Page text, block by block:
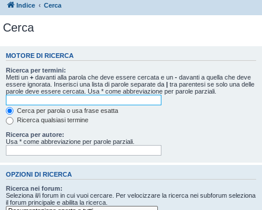
Indice Cerca
Cerca
MOTORE DI RICERCA
Ricerca per termini:
Metti un + davanti alla parola che deve essere cercata e un - davanti a quella che deve
essere ignorata. Inserisci una lista di parole separate da | tra parentesi se solo una delle
parole deve essere cercata. Usa * come abbreviazione per parole parziali.
Cerca per parola o usa frase esatta
Ricerca qualsiasi termine
Ricerca per autore:
Usa * come abbreviazione per parole parziali.
OPZIONI DI RICERCA
Ricerca nei forum:
Seleziona il/i forum in cui vuoi cercare. Per velocizzare la ricerca nei subforum seleziona
il forum principale e abilita la ricerca.